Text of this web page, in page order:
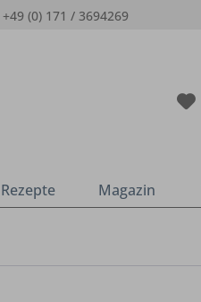
+49 (0) 171 / 3694269
Rezepte Magazin